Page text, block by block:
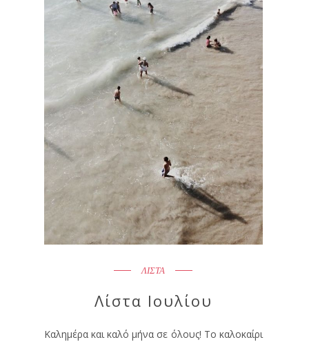
ΛΙΣΤΑ
Λίστα Ιουλίου
Καλημέρα και καλό μήνα σε όλους! Το καλοκαίρι